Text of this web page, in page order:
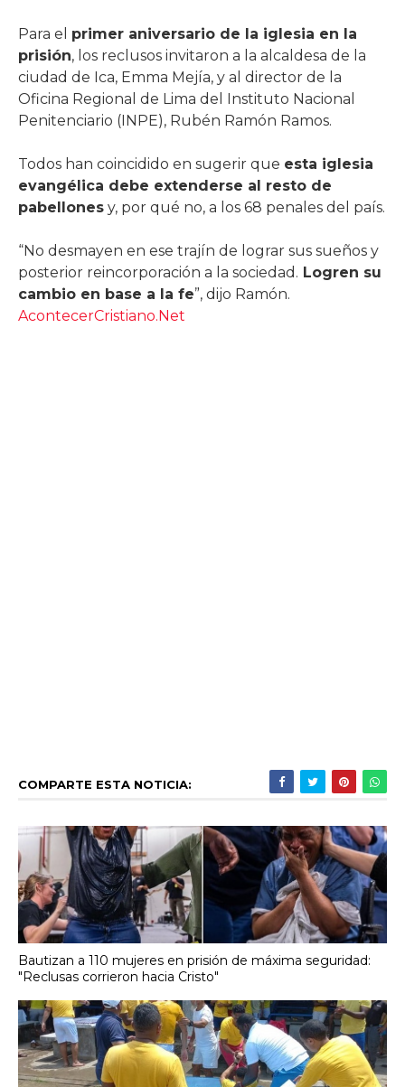
Para el primer aniversario de la iglesia en la
prisión, los reclusos invitaron a la alcaldesa de la
ciudad de Ica, Emma Mejía, y al director de la
Oficina Regional de Lima del Instituto Nacional
Penitenciario (INPE), Rubén Ramón Ramos.
Todos han coincidido en sugerir que esta iglesia
evangélica debe extenderse al resto de
pabellones y, por qué no, a los 68 penales del país.
“No desmayen en ese trajín de lograr sus sueños y
posterior reincorporación a la sociedad. Logren su
cambio en base a la fe”, dijo Ramón.
AcontecerCristiano.Net
COMPARTE ESTA NOTICIA:
Bautizan a 110 mujeres en prisión de máxima seguridad:
"Reclusas corrieron hacia Cristo"